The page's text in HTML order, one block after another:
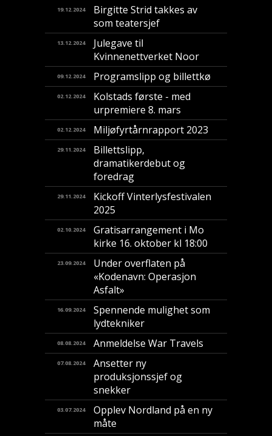
19.12.2024
Birgitte Strid takkes av
som teatersjef
13.12.2024
Julegave til
Kvinnenettverket Noor
09.12.2024 Programslipp og billettkø
02.12.2024
Kolstads første - med
urpremiere 8. mars
02.12.2024 Miljøfyrtårnrapport 2023
29.11.2024
Billettslipp,
dramatikerdebut og
foredrag
29.11.2024
Kickoff Vinterlysfestivalen
2025
02.10.2024
Gratisarrangement i Mo
kirke 16. oktober kl 18:00
23.09.2024
Under overflaten på
«Kodenavn: Operasjon
Asfalt»
16.09.2024
Spennende mulighet som
lydtekniker
08.08.2024 Anmeldelse War Travels
07.08.2024
Ansetter ny
produksjonssjef og
snekker
03.07.2024
Opplev Nordland på en ny
måte